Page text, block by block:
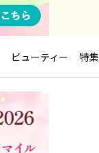
ビューティー 特集